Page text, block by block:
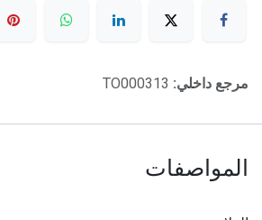
مرجع داخلي: TO000313
المواصفات